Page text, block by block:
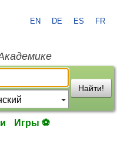
EN DE ES FR
Найти!
Игры ⚽